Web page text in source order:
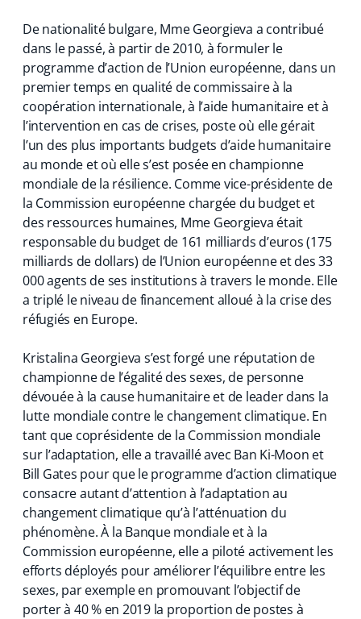
De nationalité bulgare, Mme Georgieva a contribué
dans le passé, à partir de 2010, à formuler le
programme d’action de l’Union européenne, dans un
premier temps en qualité de commissaire à la
coopération internationale, à l’aide humanitaire et à
l’intervention en cas de crises, poste où elle gérait
l’un des plus importants budgets d’aide humanitaire
au monde et où elle s’est posée en championne
mondiale de la résilience. Comme vice-présidente de
la Commission européenne chargée du budget et
des ressources humaines, Mme Georgieva était
responsable du budget de 161 milliards d’euros (175
milliards de dollars) de l’Union européenne et des 33
000 agents de ses institutions à travers le monde. Elle
a triplé le niveau de financement alloué à la crise des
réfugiés en Europe.
Kristalina Georgieva s’est forgé une réputation de
championne de l’égalité des sexes, de personne
dévouée à la cause humanitaire et de leader dans la
lutte mondiale contre le changement climatique. En
tant que coprésidente de la Commission mondiale
sur l’adaptation, elle a travaillé avec Ban Ki-Moon et
Bill Gates pour que le programme d’action climatique
consacre autant d’attention à l’adaptation au
changement climatique qu’à l’atténuation du
phénomène. À la Banque mondiale et à la
Commission européenne, elle a piloté activement les
efforts déployés pour améliorer l’équilibre entre les
sexes, par exemple en promouvant l’objectif de
porter à 40 % en 2019 la proportion de postes à